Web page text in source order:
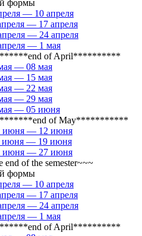
формы
— 10 апреля
— 17 апреля
— 24 апреля
— 1 мая
of April**********
— 08 мая
— 15 мая
— 22 мая
— 29 мая
— 05 июня
of May***********
июня — 12 июня
июня — 19 июня
июня — 27 июня
end of the semester~~~
формы
— 10 апреля
— 17 апреля
— 24 апреля
— 1 мая
of April**********